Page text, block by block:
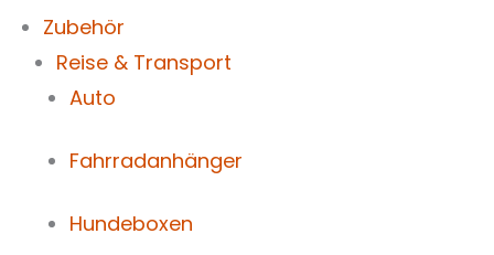
Zubehör
Reise & Transport
Auto
Fahrradanhänger
Hundeboxen